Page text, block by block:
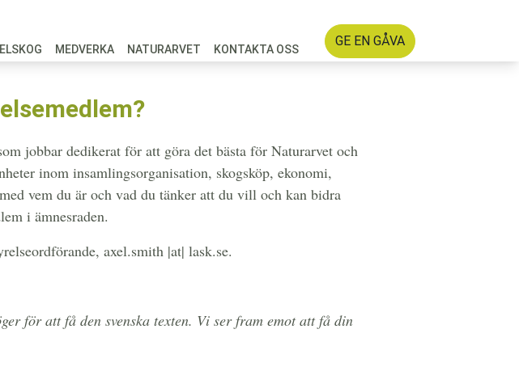
MEDVERKA NATURARVET KONTAKTA OSS
GE EN GÅVA
jobbar dedikerat för att göra det bästa för Naturarvet och
inom insamlingsorganisation, skogsköp, ekonomi,
vem du är och vad du tänker att du vill och kan bidra
i ämnesraden.
axel.smith |at| lask.se.
för att få den svenska texten. Vi ser fram emot att få din